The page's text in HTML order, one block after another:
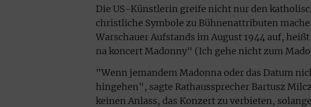
Die US-Künstlerin greife nicht nur den
christliche Symbole zu Bühnenattributen
Warschauer Aufstands im August 1944 auf,
na koncert Madonny" (Ich gehe nicht zum
"Wenn jemandem Madonna oder das Datum
hingehen", sagte Rathaussprecher Bartusz
keinen Anlass, das Konzert zu verbieten,